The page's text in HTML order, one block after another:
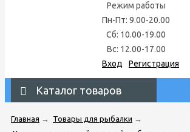
Режим работы
Пн-Пт: 9.00-20.00
Сб: 10.00-19.00
Вс: 12.00-17.00
Вход
Регистрация
Каталог товаров
Главная → Товары для рыбалки →